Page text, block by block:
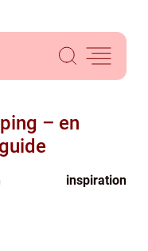
– en
inspiration